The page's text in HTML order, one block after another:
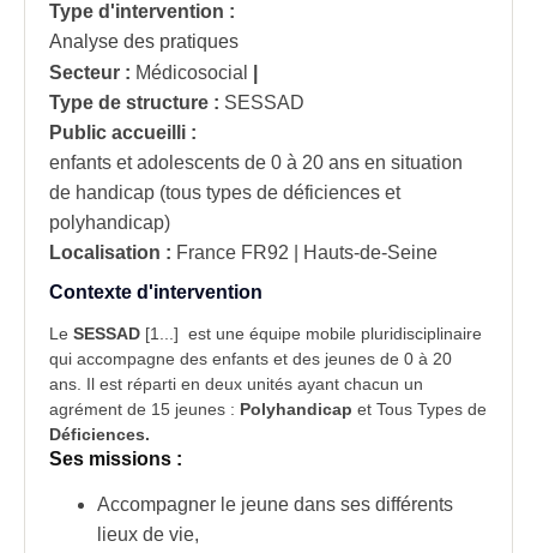
Type d'intervention :
Analyse des pratiques
Secteur : Médicosocial
Type de structure : SESSAD
Public accueilli :
enfants et adolescents de 0 à 20 ans en situation
de handicap (tous types de déficiences et
polyhandicap)
Localisation : France FR92 | Hauts-de-Seine
Contexte d'intervention
Le SESSAD [1...] est une équipe mobile pluridisciplinaire
qui accompagne des enfants et des jeunes de 0 à 20
ans. Il est réparti en deux unités ayant chacun un
agrément de 15 jeunes : Polyhandicap et Tous Types de
Déficiences.
Ses missions :
Accompagner le jeune dans ses différents
lieux de vie,